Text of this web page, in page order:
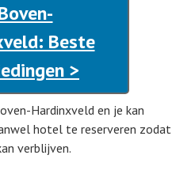
Beste
>
Hardinxveld en je kan
hotel te reserveren zodat
verblijven.